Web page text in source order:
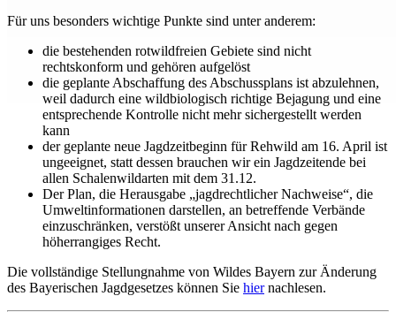
Für uns besonders wichtige Punkte sind unter anderem:
die bestehenden rotwildfreien Gebiete sind nicht
rechtskonform und gehören aufgelöst
die geplante Abschaffung des Abschussplans ist abzulehnen,
weil dadurch eine wildbiologisch richtige Bejagung und eine
entsprechende Kontrolle nicht mehr sichergestellt werden
kann
der geplante neue Jagdzeitbeginn für Rehwild am 16. April ist
ungeeignet, statt dessen brauchen wir ein Jagdzeitende bei
allen Schalenwildarten mit dem 31.12.
Der Plan, die Herausgabe „jagdrechtlicher Nachweise“, die
Umweltinformationen darstellen, an betreffende Verbände
einzuschränken, verstößt unserer Ansicht nach gegen
höherrangiges Recht.
Die vollständige Stellungnahme von Wildes Bayern zur Änderung
des Bayerischen Jagdgesetzes können Sie hiernachlesen.